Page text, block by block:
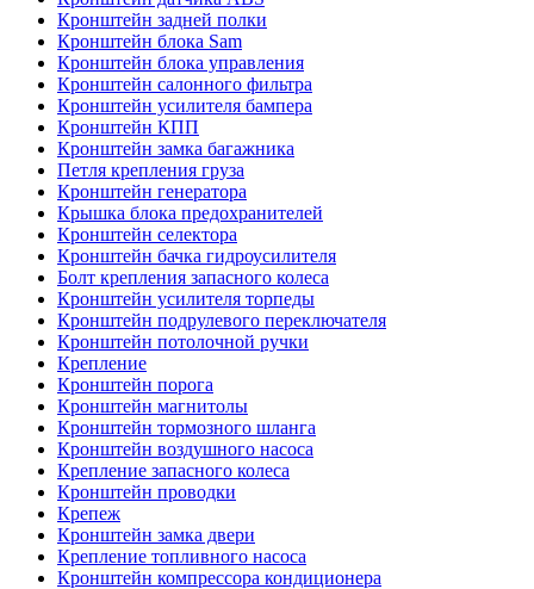
Кронштейн задней полки
Кронштейн блока Sam
Кронштейн блока управления
Кронштейн салонного фильтра
Кронштейн усилителя бампера
Кронштейн КПП
Кронштейн замка багажника
Петля крепления груза
Кронштейн генератора
Крышка блока предохранителей
Кронштейн селектора
Кронштейн бачка гидроусилителя
Болт крепления запасного колеса
Кронштейн усилителя торпеды
Кронштейн подрулевого переключателя
Кронштейн потолочной ручки
Крепление
Кронштейн порога
Кронштейн магнитолы
Кронштейн тормозного шланга
Кронштейн воздушного насоса
Крепление запасного колеса
Кронштейн проводки
Крепеж
Кронштейн замка двери
Крепление топливного насоса
Кронштейн компрессора кондиционера